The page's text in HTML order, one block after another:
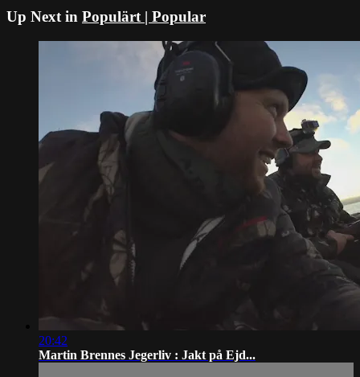
Up Next in Populärt | Popular
20:42
Martin Brennes Jegerliv : Jakt på Ejd...